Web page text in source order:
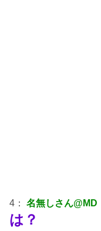
4： 名無しさん@MD
は？